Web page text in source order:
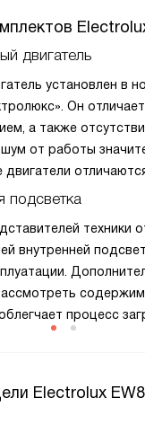
двигатель
установлен в
Он
а также
от работы
двигатели
износостойкостью.
дольше.
подсветка
техники
внутренней
процесс
Electrolux